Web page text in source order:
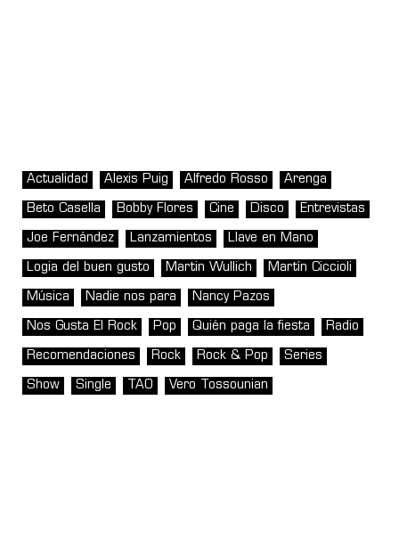
Actualidad Alexis Puig Alfredo Rosso Arenga
Beto Casella Bobby Flores Cine Disco Entrevistas
Joe Fernández Lanzamientos Llave en Mano
Logia del buen gusto Martin Wullich Martín Ciccioli
Música Nadie nos para Nancy Pazos
Nos Gusta El Rock Pop Quién paga la fiesta Radio
Recomendaciones Rock Rock & Pop Series
Show Single TAO Vero Tossounian